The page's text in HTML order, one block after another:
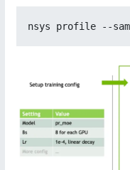
nsys profile --